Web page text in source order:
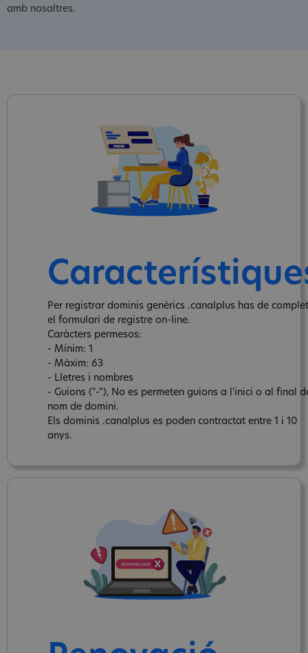
amb nosaltres.
Per registrar dominis genèrics .canalplus has de
el formulari de registre on-line.
Caràcters permesos:
- Mínim: 1
- Màxim: 63
- Lletres i nombres
- Guions ("-"), No es permeten guions a l'inici o al final
nom de domini.
Els dominis .canalplus es poden contractat entre 1 i 10
anys.